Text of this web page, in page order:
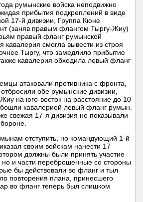
румынские войска неподвижно
прибытия подкреплений в виде
17-й дивизии, Группа Кюне
(заняв правым флангом Тыргу-Жиу)
правый фланг румынской
кавалерия смогла вывести из строя
Тыргу, что замедлило прибытие
кавалерия обходила левый фланг
атаковали противника с фронта,
обе румынские дивизии,
на юго-восток на расстояние до 10
кавалерией левый фланг румын.
свежая 17-я дивизия не показывали
отступить, но командующий 1-й
своим войскам нанести 17
должны были принять участие
и части переброшенные со стороны
бы действовали во фланг и тыл
повторения плана, принесшего
во фланг теперь был слишком